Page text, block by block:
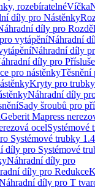
rozebíratelnéVíčka
díly pro Nástěnky
díly pro
vytápěníNáhradní
Náhradní díly
díly pro
pro nástěnkyTěsnění
Kryty pro trubky
Náhradní díly
Sady šroubů pro
Geberit Mapress
ocelSystémové
Systémové trubky
díly pro Systémové
Náhradní díly pro
díly pro Redukce
díly pro T